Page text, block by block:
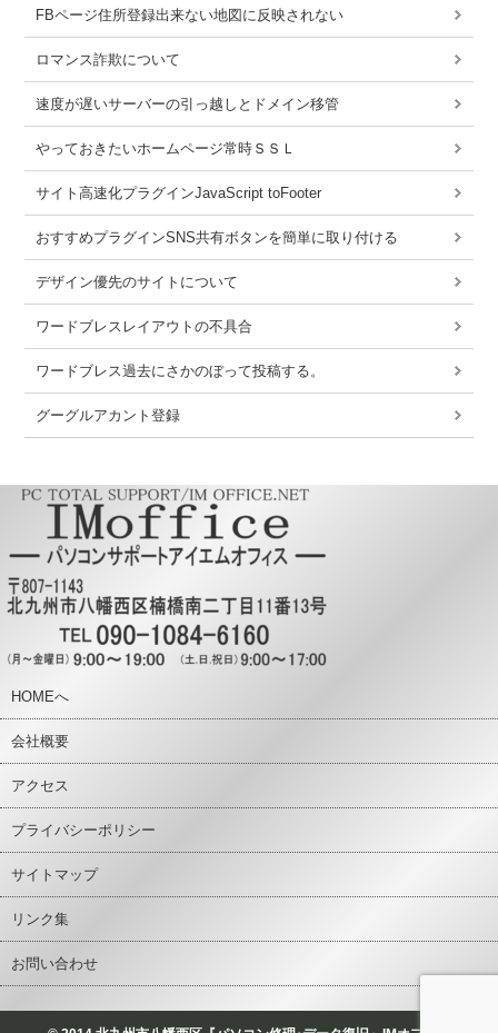
FBページ住所登録出来ない地図に反映されない
ロマンス詐欺について
速度が遅いサーバーの引っ越しとドメイン移管
やっておきたいホームページ常時ＳＳＬ
サイト高速化プラグインJavaScript toFooter
おすすめプラグインSNS共有ボタンを簡単に取り付ける
デザイン優先のサイトについて
ワードブレスレイアウトの不具合
ワードブレス過去にさかのぼって投稿する。
グーグルアカント登録
HOMEへ
会社概要
アクセス
プライバシーポリシー
サイトマップ
リンク集
お問い合わせ